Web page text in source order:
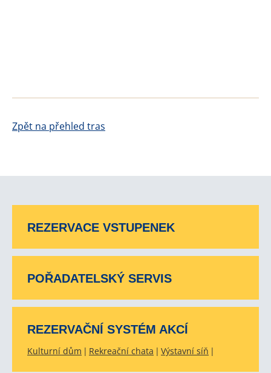
Zpět na přehled tras
REZERVACE VSTUPENEK
POŘADATELSKÝ SERVIS
REZERVAČNÍ SYSTÉM AKCÍ
Kulturní dům Rekreační chata Výstavní síň